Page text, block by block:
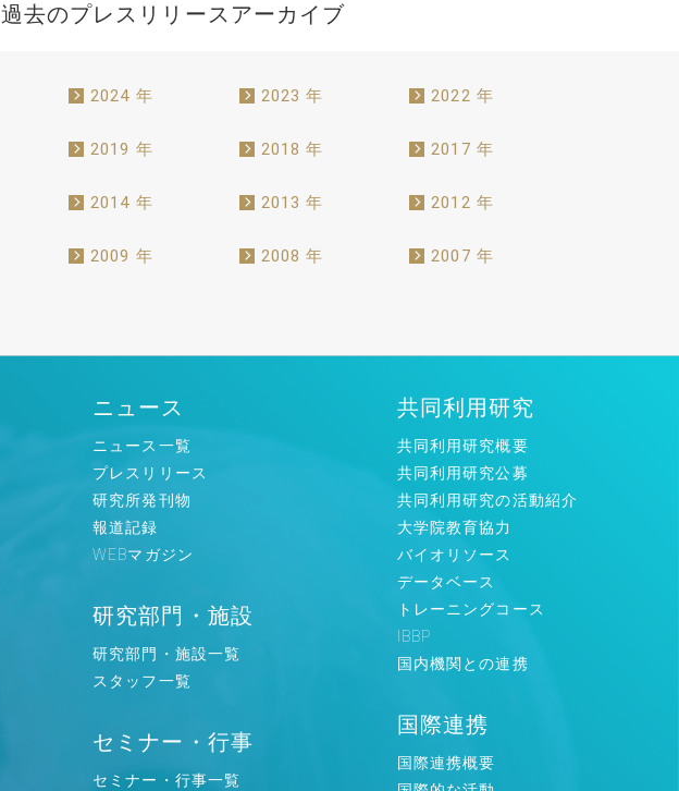
過去のプレスリリースアーカイブ
2024 年 2023 年 2022 年
2019 年 2018 年 2017 年
2014 年 2013 年 2012 年
2009 年 2008 年 2007 年
ニュース
ニュース一覧
プレスリリース
研究所発刊物
報道記録
WEBマガジン
研究部門・施設
研究部門・施設一覧
スタッフ一覧
セミナー・行事
セミナー・行事一覧
共同利用研究
共同利用研究概要
共同利用研究公募
共同利用研究の活動紹介
大学院教育協力
バイオリソース
データベース
トレーニングコース
IBBP
国内機関との連携
国際連携
国際連携概要